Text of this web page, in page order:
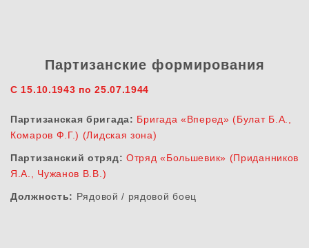
Партизанские формирования
С 15.10.1943 по 25.07.1944
Партизанская бригада: Бригада «Вперед» (Булат Б.А.,
Комаров Ф.Г.) (Лидская зона)
Партизанский отряд: Отряд «Большевик» (Приданников
Я.А., Чужанов В.В.)
Должность: Рядовой / рядовой боец